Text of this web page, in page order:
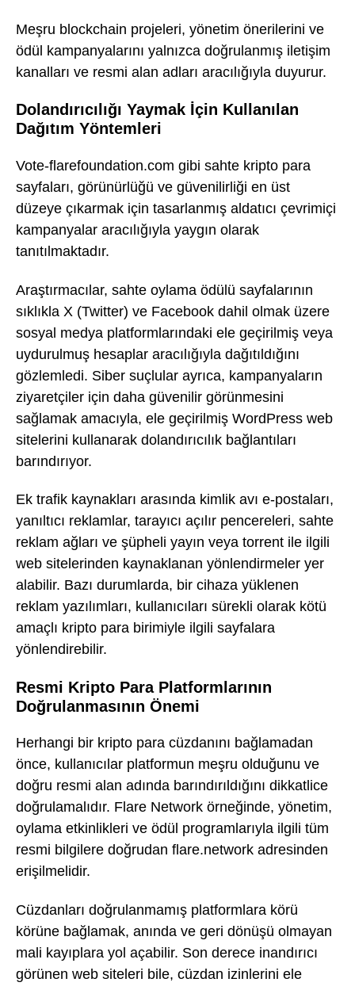
Meşru blockchain projeleri, yönetim önerilerini ve
ödül kampanyalarını yalnızca doğrulanmış iletişim
kanalları ve resmi alan adları aracılığıyla duyurur.
Dolandırıcılığı Yaymak İçin Kullanılan
Dağıtım Yöntemleri
Vote-flarefoundation.com gibi sahte kripto para
sayfaları, görünürlüğü ve güvenilirliği en üst
düzeye çıkarmak için tasarlanmış aldatıcı çevrimiçi
kampanyalar aracılığıyla yaygın olarak
tanıtılmaktadır.
Araştırmacılar, sahte oylama ödülü sayfalarının
sıklıkla X (Twitter) ve Facebook dahil olmak üzere
sosyal medya platformlarındaki ele geçirilmiş veya
uydurulmuş hesaplar aracılığıyla dağıtıldığını
gözlemledi. Siber suçlular ayrıca, kampanyaların
ziyaretçiler için daha güvenilir görünmesini
sağlamak amacıyla, ele geçirilmiş WordPress web
sitelerini kullanarak dolandırıcılık bağlantıları
barındırıyor.
Ek trafik kaynakları arasında kimlik avı e-postaları,
yanıltıcı reklamlar, tarayıcı açılır pencereleri, sahte
reklam ağları ve şüpheli yayın veya torrent ile ilgili
web sitelerinden kaynaklanan yönlendirmeler yer
alabilir. Bazı durumlarda, bir cihaza yüklenen
reklam yazılımları, kullanıcıları sürekli olarak kötü
amaçlı kripto para birimiyle ilgili sayfalara
yönlendirebilir.
Resmi Kripto Para Platformlarının
Doğrulanmasının Önemi
Herhangi bir kripto para cüzdanını bağlamadan
önce, kullanıcılar platformun meşru olduğunu ve
doğru resmi alan adında barındırıldığını dikkatlice
doğrulamalıdır. Flare Network örneğinde, yönetim,
oylama etkinlikleri ve ödül programlarıyla ilgili tüm
resmi bilgilere doğrudan flare.network adresinden
erişilmelidir.
Cüzdanları doğrulanmamış platformlara körü
körüne bağlamak, anında ve geri dönüşü olmayan
mali kayıplara yol açabilir. Son derece inandırıcı
görünen web siteleri bile, cüzdan izinlerini ele